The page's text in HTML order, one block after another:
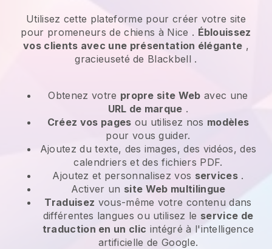
Utilisez cette plateforme pour créer votre site
pour promeneurs de chiens à Nice . Éblouissez
vos clients avec une présentation élégante ,
gracieuseté de Blackbell .
Obtenez votre propre site Web avec une
URL de marque .
Créez vos pages ou utilisez nos modèles
pour vous guider.
Ajoutez du texte, des images, des vidéos, des
calendriers et des fichiers PDF.
Ajoutez et personnalisez vos services .
Activer un site Web multilingue
Traduisez vous-même votre contenu dans
différentes langues ou utilisez le service de
traduction en un clic intégré à l'intelligence
artificielle de Google.